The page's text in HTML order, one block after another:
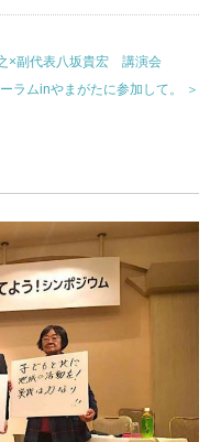
×副代表八坂貴宏 講演会
ラムinやまがたに参加して。 ＞